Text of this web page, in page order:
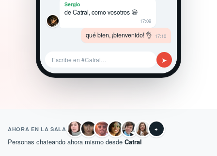
Sergio
de Catral, como vosotros 😄
17:09
qué bien, ¡bienvenido! 👌 17:10
Escribe en #Catral… ➤
AHORA EN LA SALA +
Personas chateando ahora mismo desde Catral